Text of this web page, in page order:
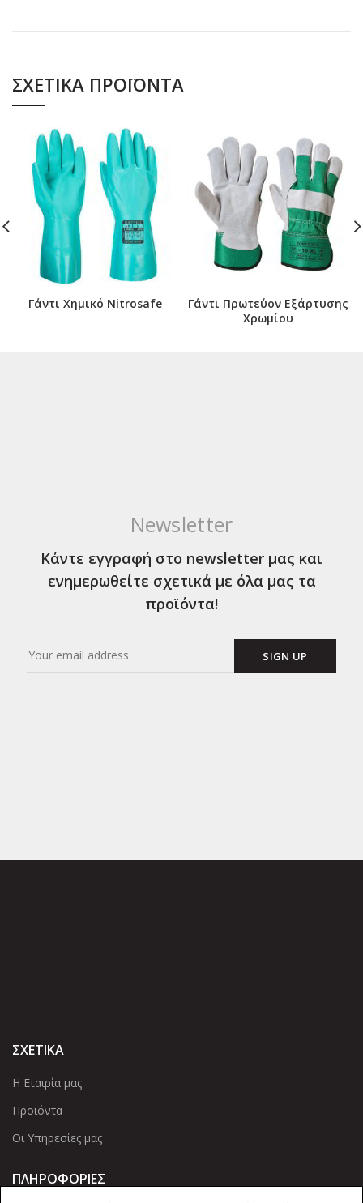
ΣΧΕΤΙΚΆ ΠΡΟΪΌΝΤΑ
Γάντι Χημικό Nitrosafe
Γάντι Πρωτεύον Εξάρτυσης
Χρωμίου
Newsletter
Κάντε εγγραφή στο newsletter μας και
ενημερωθείτε σχετικά με όλα μας τα
προϊόντα!
ΣΧΕΤΙΚΑ
Η Εταιρία μας
Προϊόντα
Οι Υπηρεσίες μας
ΠΛΗΡΟΦΟΡΙΕΣ